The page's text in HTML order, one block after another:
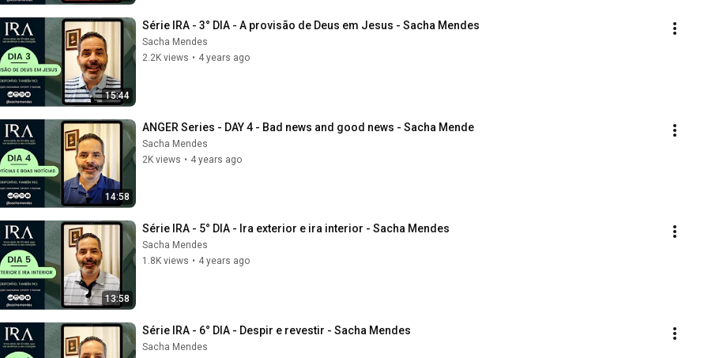
15:44
Série IRA - 3° DIA - A provisão de Deus em Jesus - Sacha Mendes
Sacha Mendes
2.2K views • 4 years ago
14:58
ANGER Series - DAY 4 - Bad news and good news - Sacha Mende
Sacha Mendes
2K views • 4 years ago
13:58
Série IRA - 5° DIA - Ira exterior e ira interior - Sacha Mendes
Sacha Mendes
1.8K views • 4 years ago
Série IRA - 6° DIA - Despir e revestir - Sacha Mendes
Sacha Mendes